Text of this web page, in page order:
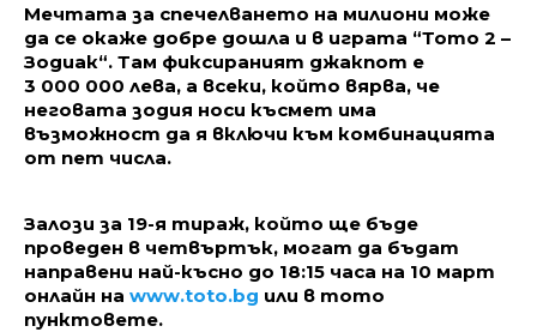
Мечтата за спечелването на милиони може
да се окаже добре дошла и в играта “Тото 2 –
Зодиак“. Там фиксираният джакпот е
3 000 000 лева, а всеки, който вярва, че
неговата зодия носи късмет има
възможност да я включи към комбинацията
от пет числа.
Залози за 19-я тираж, който ще бъде
проведен в четвъртък, могат да бъдат
направени най-късно до 18:15 часа на 10 март
онлайн на www.toto.bg или в тото
пунктовете.